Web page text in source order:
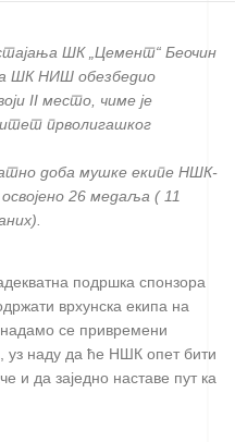
ШК „Цемент“ Беочин
ШК НИШ обезбедио
II место, чиме је
прволигашког
доба мушке екипе НШК-
26 медаља ( 11
подршка спонзора
врхунска екипа на
се привремени
уз наду да ће НШК опет бити
и да заједно наставе пут ка